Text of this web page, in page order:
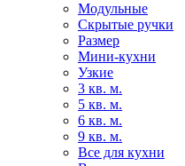
Модульные
Скрытые ручки
Размер
Мини-кухни
Узкие
3 кв. м.
5 кв. м.
6 кв. м.
9 кв. м.
Все для кухни